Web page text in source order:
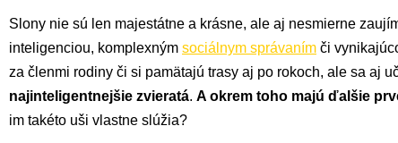
Slony nie sú len majestátne a krásne, ale aj nesmierne
inteligenciou, komplexným sociálnym správaním či
za členmi rodiny či si pamätajú trasy aj po rokoch, ale sa aj
najinteligentnejšie zvieratá. A okrem toho majú ďalšie
im takéto uši vlastne slúžia?